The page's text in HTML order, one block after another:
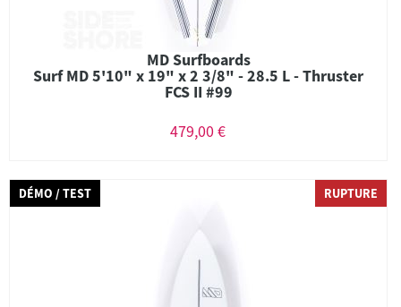
MD Surfboards
Surf MD 5'10" x 19" x 2 3/8" - 28.5 L - Thruster
FCS II #99
479,00 €
DÉMO / TEST RUPTURE